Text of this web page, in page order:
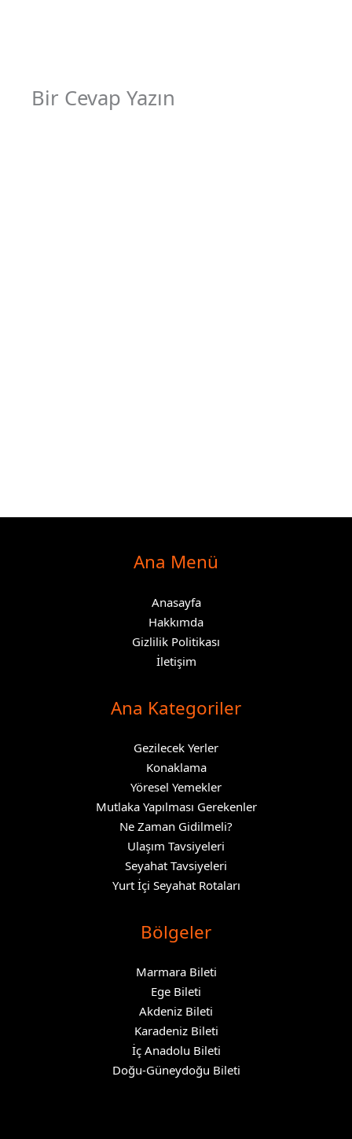
Bir Cevap Yazın
Ana Menü
Anasayfa
Hakkımda
Gizlilik Politikası
İletişim
Ana Kategoriler
Gezilecek Yerler
Konaklama
Yöresel Yemekler
Mutlaka Yapılması Gerekenler
Ne Zaman Gidilmeli?
Ulaşım Tavsiyeleri
Seyahat Tavsiyeleri
Yurt İçi Seyahat Rotaları
Bölgeler
Marmara Bileti
Ege Bileti
Akdeniz Bileti
Karadeniz Bileti
İç Anadolu Bileti
Doğu-Güneydoğu Bileti